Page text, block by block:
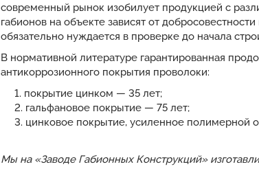
современный рынок изобилует продукцией с
габионов на объекте зависят от
обязательно нуждается в проверке до начала
В нормативной литературе гарантированная
антикоррозионного покрытия проволоки:
покрытие цинком — 35 лет;
гальфановое покрытие — 75 лет;
цинковое покрытие, усиленное полимерной
Мы на «Заводе Габионных Конструкций»